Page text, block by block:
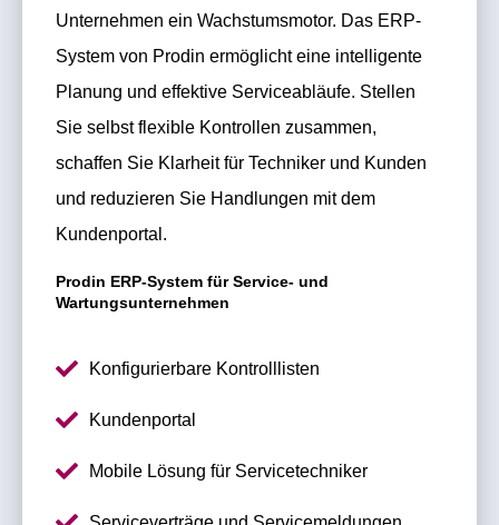
Unternehmen ein Wachstumsmotor. Das ERP-
System von Prodin ermöglicht eine intelligente
Planung und effektive Serviceabläufe. Stellen
Sie selbst flexible Kontrollen zusammen,
schaffen Sie Klarheit für Techniker und Kunden
und reduzieren Sie Handlungen mit dem
Kundenportal.
Prodin ERP-System für Service- und
Wartungsunternehmen
Konfigurierbare Kontrolllisten
Kundenportal
Mobile Lösung für Servicetechniker